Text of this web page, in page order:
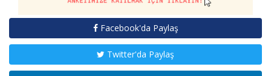
Facebook'da Paylaş
Twitter'da Paylaş